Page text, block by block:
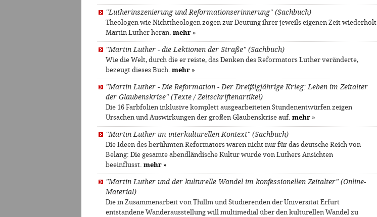
"Lutherinszenierung und Reformationserinnerung" (Sachbuch)
Theologen wie Nichttheologen zogen zur Deutung ihrer jeweils eigenen Zeit wiederholt
Martin Luther heran. mehr »
"Martin Luther - die Lektionen der Straße" (Sachbuch)
Wie die Welt, durch die er reiste, das Denken des Reformators Luther veränderte,
bezeugt dieses Buch. mehr »
"Martin Luther - Die Reformation - Der Dreißigjährige Krieg: Leben im Zeitalter
der Glaubenskrise" (Texte / Zeitschriftenartikel)
Die 16 Farbfolien inklusive komplett ausgearbeiteten Stundenentwürfen zeigen
Ursachen und Auswirkungen der großen Glaubenskrise auf. mehr »
"Martin Luther im interkulturellen Kontext" (Sachbuch)
Die Ideen des berühmten Reformators waren nicht nur für das deutsche Reich von
Belang: Die gesamte abendländische Kultur wurde von Luthers Ansichten
beeinflusst. mehr »
"Martin Luther und der kulturelle Wandel im konfessionellen Zeitalter" (Online-
Material)
Die in Zusammenarbeit von Thillm und Studierenden der Universität Erfurt
entstandene Wanderausstellung will multimedial über den kulturellen Wandel zu